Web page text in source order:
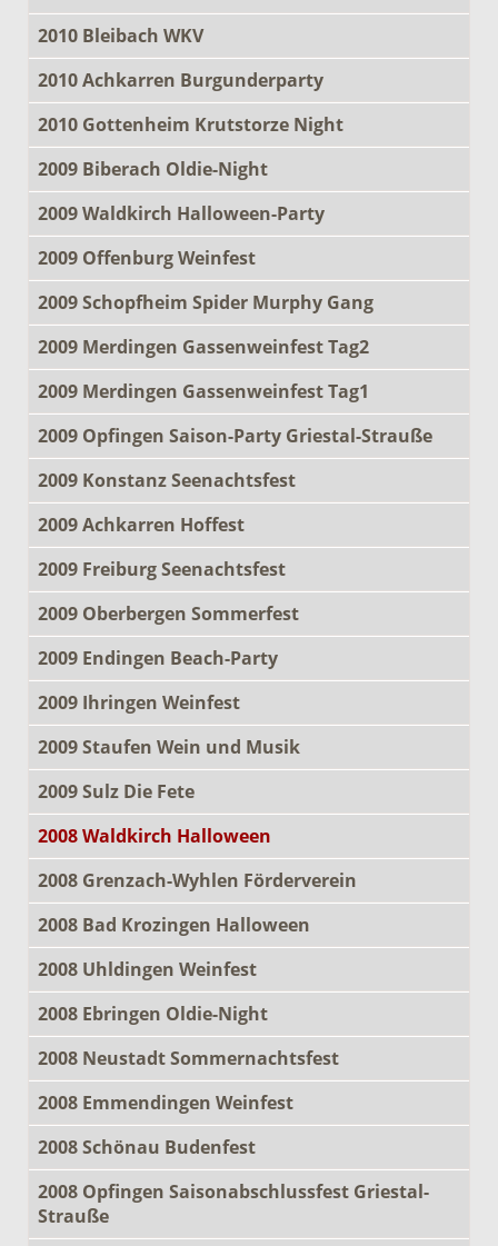
2010 Bleibach WKV
2010 Achkarren Burgunderparty
2010 Gottenheim Krutstorze Night
2009 Biberach Oldie-Night
2009 Waldkirch Halloween-Party
2009 Offenburg Weinfest
2009 Schopfheim Spider Murphy Gang
2009 Merdingen Gassenweinfest Tag2
2009 Merdingen Gassenweinfest Tag1
2009 Opfingen Saison-Party Griestal-Strauße
2009 Konstanz Seenachtsfest
2009 Achkarren Hoffest
2009 Freiburg Seenachtsfest
2009 Oberbergen Sommerfest
2009 Endingen Beach-Party
2009 Ihringen Weinfest
2009 Staufen Wein und Musik
2009 Sulz Die Fete
2008 Waldkirch Halloween
2008 Grenzach-Wyhlen Förderverein
2008 Bad Krozingen Halloween
2008 Uhldingen Weinfest
2008 Ebringen Oldie-Night
2008 Neustadt Sommernachtsfest
2008 Emmendingen Weinfest
2008 Schönau Budenfest
2008 Opfingen Saisonabschlussfest Griestal-
Strauße